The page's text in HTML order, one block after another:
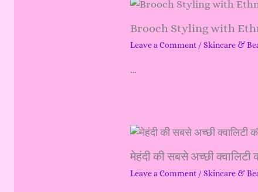
Brooch Styling with
Leave a Comment / Skincare &
…
मेहंदी की सबसे अच्छी क्वालिटी
Leave a Comment / Skincare &